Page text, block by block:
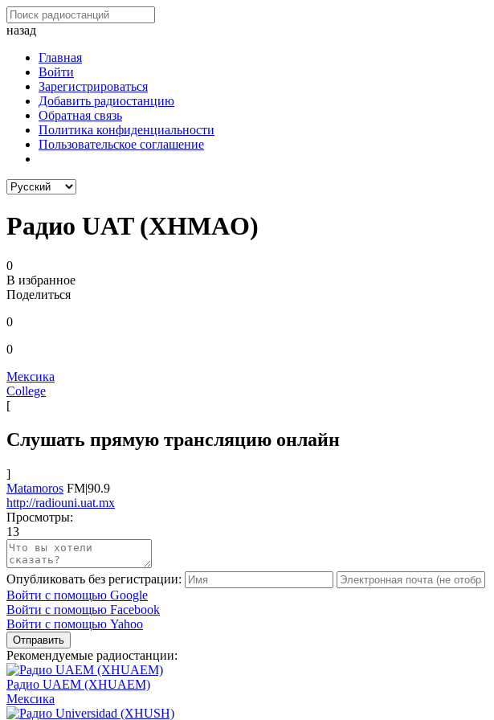
назад
Главная
Войти
Зарегистрироваться
Добавить радиостанцию
Обратная связь
Политика конфиденциальности
Пользовательское соглашение
Радио UAT (XHMAO)
0
В избранное
Поделиться
0
0
Мексика
College
[
Слушать прямую трансляцию онлайн
]
Matamoros FM|90.9
http://radiouni.uat.mx
Просмотры:
13
Опубликовать без регистрации:
Войти с помощью Google
Войти с помощью Facebook
Войти с помощью Yahoo
Отправить
Рекомендуемые радиостанции:
Радио UAEM (XHUAEM)
Мексика